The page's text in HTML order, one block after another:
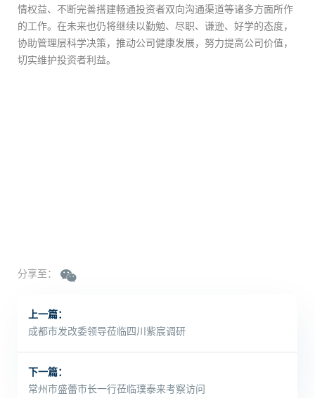
情权益、不断完善搭建畅通投资者双向沟通渠道等诸多方面所作
的工作。在未来也仍将继续以勤勉、尽职、谦逊、好学的态度，
协助管理层科学决策，推动公司健康发展，努力提高公司价值，
切实维护投资者利益。
分享至：
上一篇：
成都市发改委领导莅临四川紫宸调研
下一篇：
常州市盛蕾市长一行莅临璞泰来考察访问